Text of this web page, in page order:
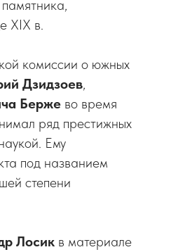
XIX в.
комиссии о южных
Дзидзоев,
Берже во время
ряд престижных
Ему
под названием
степени
Лосик в материале